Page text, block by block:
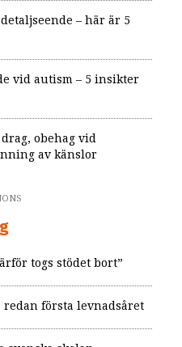
– här är 5
vid autism – 5 insikter
obehag vid
av känslor
togs stödet bort”
redan första levnadsåret